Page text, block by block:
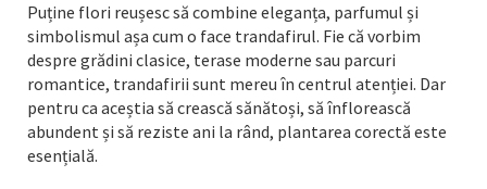
Puține flori reușesc să combine eleganța, parfumul și
simbolismul așa cum o face trandafirul. Fie că vorbim
despre grădini clasice, terase moderne sau parcuri
romantice, trandafirii sunt mereu în centrul atenției. Dar
pentru ca aceștia să crească sănătoși, să înflorească
abundent și să reziste ani la rând, plantarea corectă este
esențială.